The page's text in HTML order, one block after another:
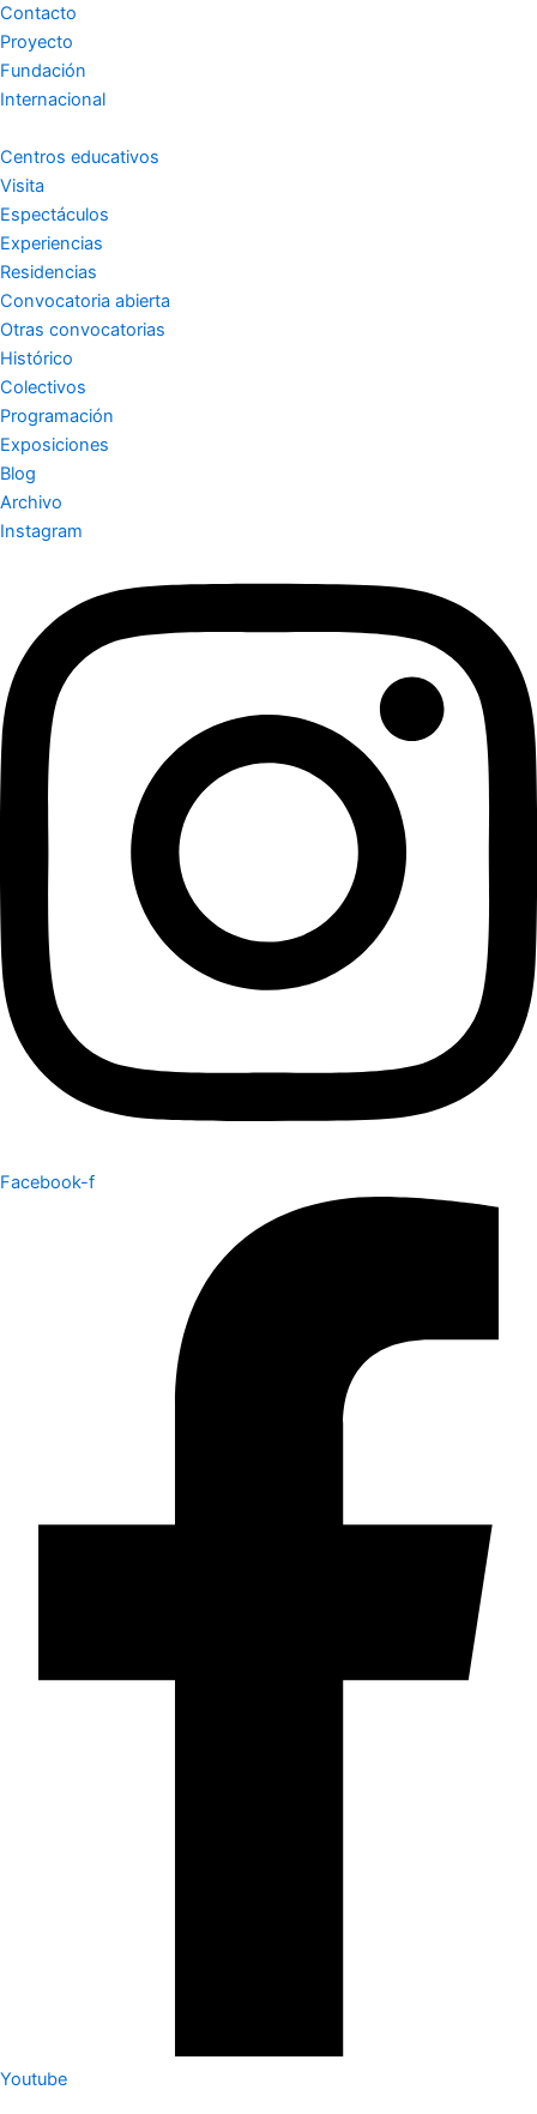
Contacto
Proyecto
Fundación
Internacional
Centros educativos
Visita
Espectáculos
Experiencias
Residencias
Convocatoria abierta
Otras convocatorias
Histórico
Colectivos
Programación
Exposiciones
Blog
Archivo
Instagram
Facebook-f
Youtube